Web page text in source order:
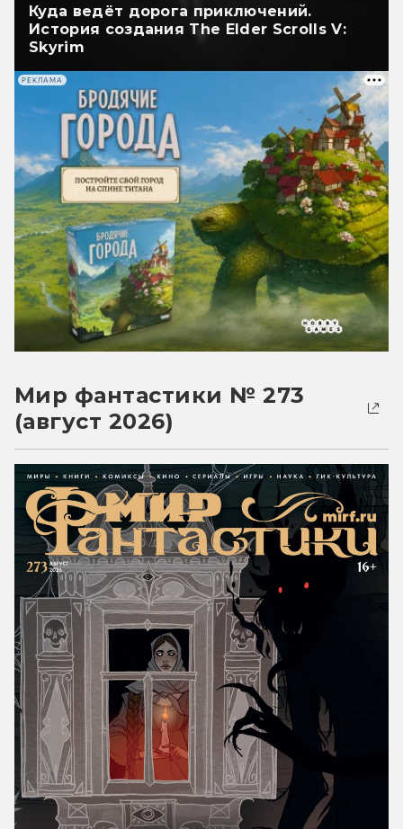
Куда ведёт дорога приключений.
История создания The Elder Scrolls V:
Skyrim
РЕКЛАМА
Мир фантастики № 273
(август 2026)